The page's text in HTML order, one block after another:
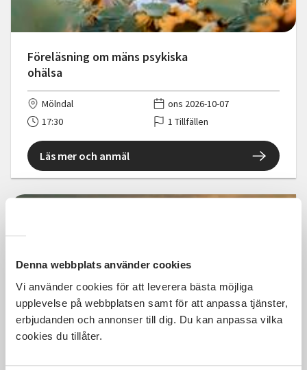
Denna webbplats använder cookies
Vi använder cookies för att leverera bästa möjliga
upplevelse på webbplatsen samt för att anpassa tjänster,
erbjudanden och annonser till dig. Du kan anpassa vilka
cookies du tillåter.
Föreläsning om mäns psykiska
ohälsa
Mölndal
ons 2026-10-07
17:30
1 Tillfällen
Läs mer och anmäl
Jungiansk drömanalys –
upptäck budskapen i dina